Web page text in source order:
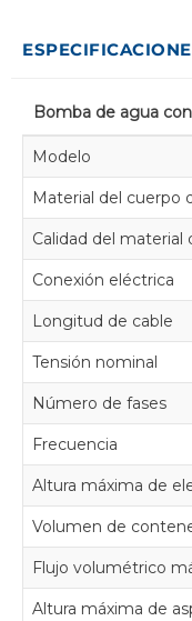
Bomba de agua
Modelo
Material del cuerpo
Calidad del material
Conexión eléctrica
Longitud de cable
Tensión nominal
Número de fases
Frecuencia
Altura máxima de
Volumen de
Flujo volumétrico
Altura máxima de